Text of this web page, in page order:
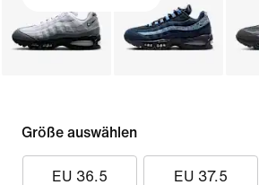
Größe auswählen
EU 36.5 EU 37.5